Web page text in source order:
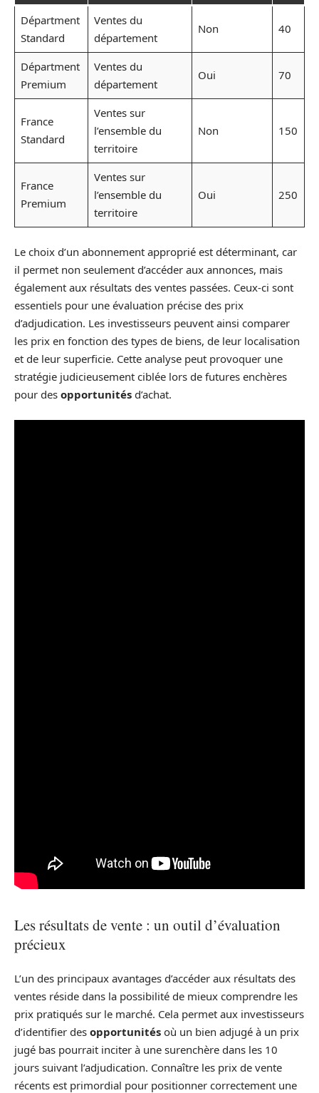
Départment
Standard
Ventes du
département
Non 40
Départment
Premium
Ventes du
département
Oui 70
France
Standard
Ventes sur
l’ensemble du
territoire
Non 150
France
Premium
Ventes sur
l’ensemble du
territoire
Oui 250
Le choix d’un abonnement approprié est déterminant, car
il permet non seulement d’accéder aux annonces, mais
également aux résultats des ventes passées. Ceux-ci sont
essentiels pour une évaluation précise des prix
d’adjudication. Les investisseurs peuvent ainsi comparer
les prix en fonction des types de biens, de leur localisation
et de leur superficie. Cette analyse peut provoquer une
stratégie judicieusement ciblée lors de futures enchères
pour des opportunités d’achat.
Les résultats de vente : un outil d’évaluation
précieux
L’un des principaux avantages d’accéder aux résultats des
ventes réside dans la possibilité de mieux comprendre les
prix pratiqués sur le marché. Cela permet aux investisseurs
d’identifier des opportunités où un bien adjugé à un prix
jugé bas pourrait inciter à une surenchère dans les 10
jours suivant l’adjudication. Connaître les prix de vente
récents est primordial pour positionner correctement une